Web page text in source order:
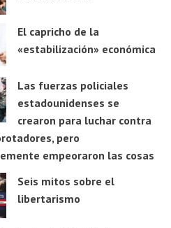
El capricho de la
«estabilización» económica
Las fuerzas policiales
estadounidenses se
crearon para luchar contra
pero
empeoraron las cosas
Seis mitos sobre el
libertarismo